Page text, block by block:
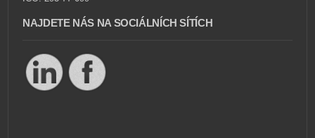
NAJDETE NÁS NA SOCIÁLNÍCH SÍTÍCH